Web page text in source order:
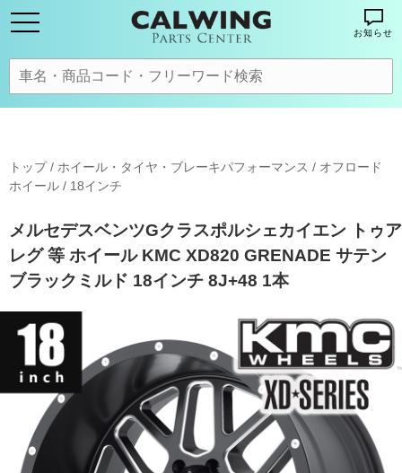
お知らせ
トップ/ ホイール・タイヤ・ブレーキパフォーマンス / オフロード
ホイール / 18インチ
メルセデスベンツGクラスポルシェカイエン トゥア
レグ 等 ホイール KMC XD820 GRENADE サテン
ブラックミルド 18インチ 8J+48 1本